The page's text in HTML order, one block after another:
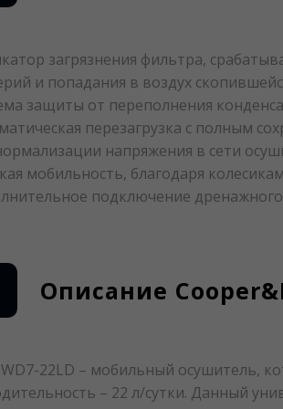
загрязнения фильтра,
и попадания в воздух
защиты от переполнения
перезагрузка с полным
напряжения в сети
мобильность, благодаря
подключение
Описание
22LD – мобильный осушитель,
– 22 л/сутки. Данный